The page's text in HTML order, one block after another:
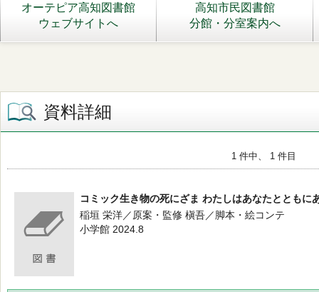
オーテピア高知図書館
ウェブサイトへ
高知市民図書館
分館・分室案内へ
資料詳細
1 件中、 1 件目
コミック生き物の死にざま わたしはあなたとともに
稲垣 栄洋／原案・監修 槇吾／脚本・絵コンテ
小学館 2024.8